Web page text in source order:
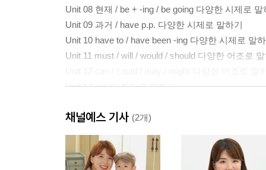
Unit 08 현재 / be + -ing / be going 다양한 시제로 말
Unit 09 과거 / have p.p. 다양한 시제로 말하기
Unit 10 have to / have been -ing 다양한 시제로 말
Unit 11 must / will / would / should 다양한 어조로
Unit 13 not 안 한다고 말하기
Unit 15 Am I ~? 어떤 상태인지 물어보기
Unit 16 Have you p.p. ~? 해본 적 있는지 물어보기
Unit 17 Will you ~? 조언을 구하거나 가능한지 물어
Unit 18 Who / What / Which ~? 누가, 무엇이 그랬
채널예스 기사 (2개)